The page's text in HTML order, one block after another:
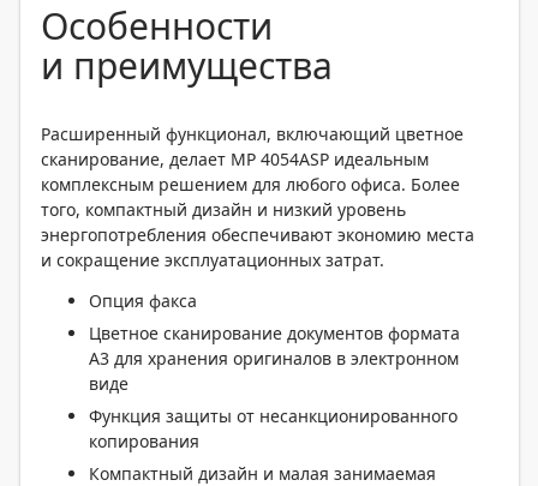
Особенности
и преимущества
Расширенный функционал, включающий цветное
сканирование, делает MP 4054ASP идеальным
комплексным решением для любого офиса. Более
того, компактный дизайн и низкий уровень
энергопотребления обеспечивают экономию места
и сокращение эксплуатационных затрат.
Опция факса
Цветное сканирование документов формата
A3 для хранения оригиналов в электронном
виде
Функция защиты от несанкционированного
копирования
Компактный дизайн и малая занимаемая